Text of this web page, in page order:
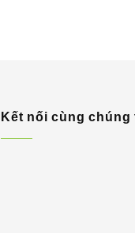
Kết nối cùng chúng